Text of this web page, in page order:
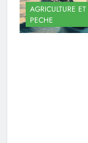
AGRICULTURE ET
PECHE